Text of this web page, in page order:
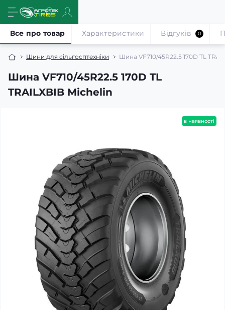
Шини для сільгосптехніки Шина VF710/45R22.5 170D TL
Шина VF710/45R22.5 170D TL
TRAILXBIB Michelin
Все про товар Характеристики Відгуків 0
в наявності